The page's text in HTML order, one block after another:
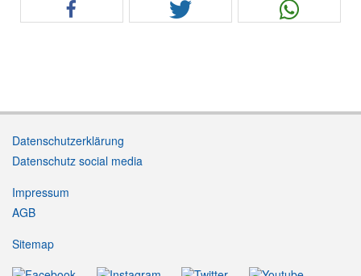
Datenschutzerklärung
Datenschutz social media
Impressum
AGB
Sitemap